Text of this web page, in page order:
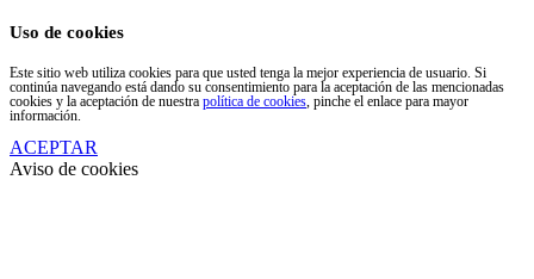
Uso de cookies
Este sitio web utiliza cookies para que usted tenga la mejor experiencia de usuario. Si
continúa navegando está dando su consentimiento para la aceptación de las mencionadas
cookies y la aceptación de nuestra política de cookies , pinche el enlace para mayor
información.
ACEPTAR
Aviso de cookies